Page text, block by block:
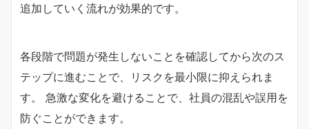
追加していく流れが効果的です。
各段階で問題が発生しないことを確認してから次のス
テップに進むことで、リスクを最小限に抑えられま
す。 急激な変化を避けることで、社員の混乱や誤用を
防ぐことができます。